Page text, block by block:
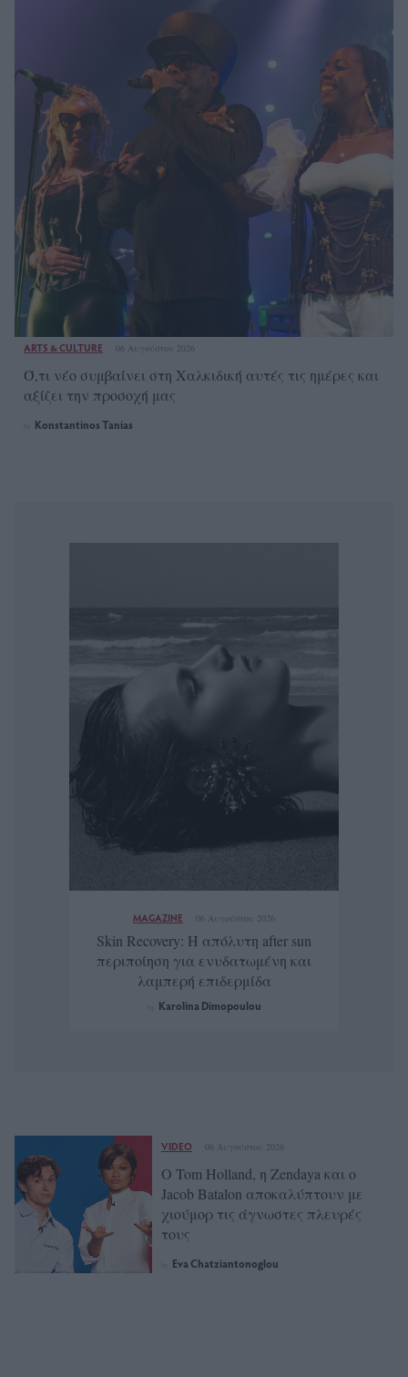
ARTS & CULTURE 06 Αυγούστου 2026
Ό,τι νέο συμβαίνει στη Χαλκιδική αυτές τις ημέρες και
αξίζει την προσοχή μας
Konstantinos Tanias
MAGAZINE 06 Αυγούστου 2026
Skin Recovery: Η απόλυτη after sun
περιποίηση για ενυδατωμένη και
λαμπερή επιδερμίδα
Karolina Dimopoulou
VIDEO 06 Αυγούστου 2026
Ο Tom Holland, η Zendaya και ο
Jacob Batalon αποκαλύπτουν με
χιούμορ τις άγνωστες πλευρές
τους
Eva Chatziantonoglou